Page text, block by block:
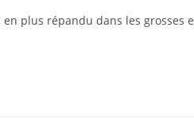
plus répandu dans les